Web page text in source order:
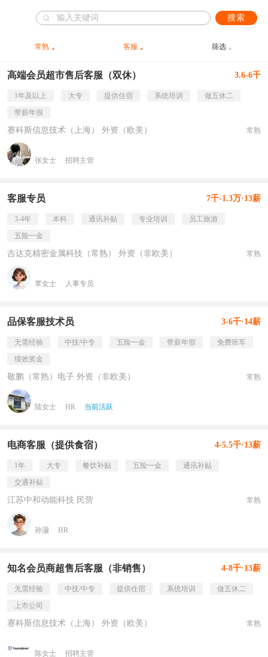
搜索
常熟 客服 筛选
高端会员超市售后客服（双休） 3.6-6千
1年及以上 大专 提供住宿 系统培训
做五休二
带薪年假
赛科斯信息技术（上海） 外资（欧美） 常熟
张女士 招聘主管
客服专员 7千-1.3万·13薪
3-4年 本科 通讯补贴 专业培训
员工旅游
五险一金
吉达克精密金属科技（常熟） 外资（非欧美） 常熟
覃女士 人事专员
品保客服技术员 3-6千·14薪
无需经验 中技/中专 五险一金 带薪年假
免费班车
绩效奖金
敬鹏（常熟）电子 外资（非欧美） 常熟
陆女士 HR 当前活跃
电商客服（提供食宿） 4-5.5千·13薪
1年 大专 餐饮补贴 五险一金
通讯补贴
交通补贴
江苏中和动能科技 民营 常熟
孙灏 HR
知名会员商超售后客服（非销售） 4-8千·13薪
无需经验 中技/中专 提供住宿 系统培训
做五休二
上市公司
赛科斯信息技术（上海） 外资（欧美） 常熟
陈女士 招聘主管